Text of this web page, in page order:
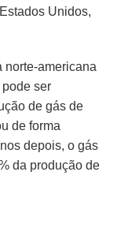
Unidos,
norte-americana
ser
de gás de
de forma
depois, o gás
da produção de